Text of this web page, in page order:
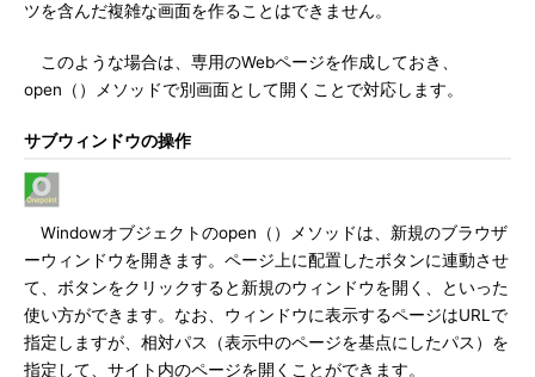
ツを含んだ複雑な画面を作ることはできません。
このような場合は、専用のWebページを作成しておき、
open（）メソッドで別画面として開くことで対応します。
サブウィンドウの操作
Windowオブジェクトのopen（）メソッドは、新規のブラウザ
ーウィンドウを開きます。ページ上に配置したボタンに連動させ
て、ボタンをクリックすると新規のウィンドウを開く、といった
使い方ができます。なお、ウィンドウに表示するページはURLで
指定しますが、相対パス（表示中のページを基点にしたパス）を
指定して、サイト内のページを開くことができます。